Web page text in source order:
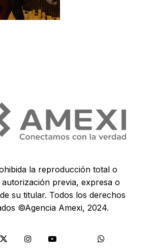
la reproducción total o
autorización previa, expresa o
su titular. Todos los derechos
©Agencia Amexi, 2024.